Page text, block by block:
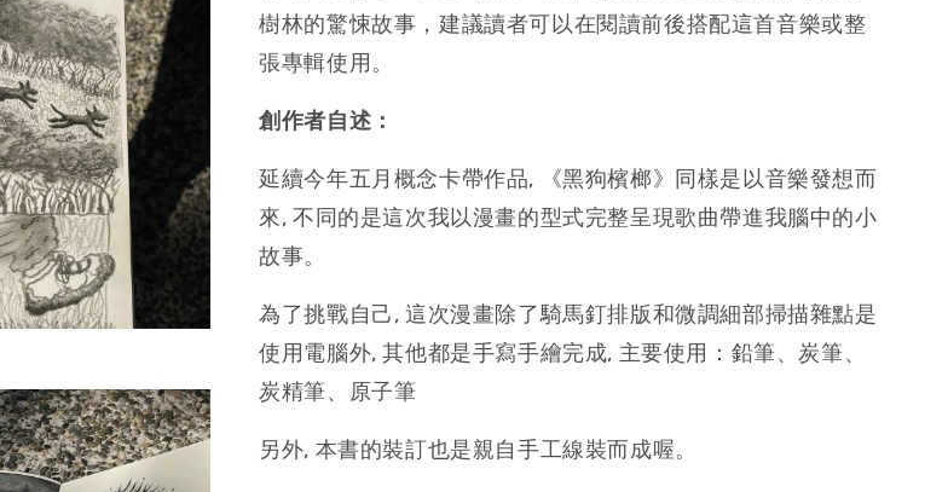
樹林的驚悚故事，建議讀者可以在閱讀前後搭配這首音樂或整
張專輯使用。
創作者自述：
延續今年五月概念卡帶作品, 《黑狗檳榔》同樣是以音樂發想而
來, 不同的是這次我以漫畫的型式完整呈現歌曲帶進我腦中的小
故事。
為了挑戰自己, 這次漫畫除了騎馬釘排版和微調細部掃描雜點是
使用電腦外, 其他都是手寫手繪完成, 主要使用：鉛筆、炭筆、
炭精筆、原子筆
另外, 本書的裝訂也是親自手工線裝而成喔。